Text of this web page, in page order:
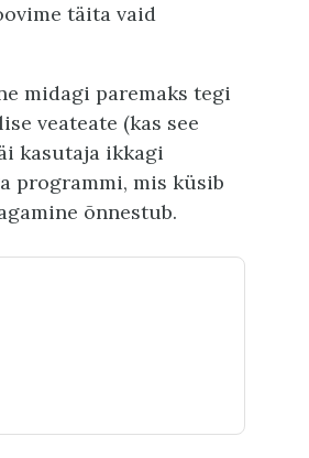
täita vaid
midagi paremaks tegi
veateate (kas see
kasutaja ikkagi
programmi, mis küsib
õnnestub.